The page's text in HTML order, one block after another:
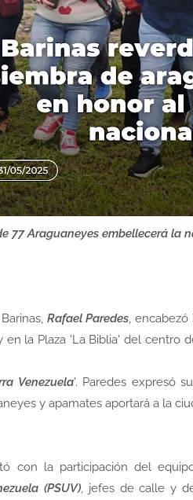
77 Araguaneyes embellecerá la
Rafael Paredes, encabezó
en la Plaza 'La Biblia' del centro
Venezuela'. Paredes expresó
y apamates aportará a la
con la participación del
(PSUV), jefes de calle y